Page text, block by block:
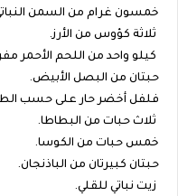
خمسون غرام من السمن
ثلاثة كؤوس من الأرز.
كيلو واحد من اللحم الأحمر
حبتان من البصل الأبيض.
فلفل أخضر حار على حسب
ثلاث حبات من البطاطا.
خمس حبات من الكوسا.
حبتان كبيرتان من الباذنجان.
زيت نباتي للقلي.